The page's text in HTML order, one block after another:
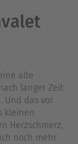
alte
langer Zeit
Und das vor
kleinen
Herzschmerz,
noch mehr